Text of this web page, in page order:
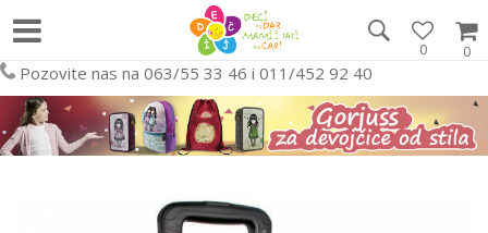
0
0
Pozovite nas na 063/55 33 46 i 011/452 92 40